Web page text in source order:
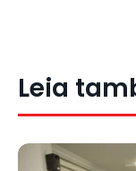
Leia